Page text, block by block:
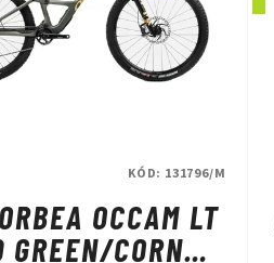
OCCAM LT
GREEN/CORN
KÓD: 131796/M